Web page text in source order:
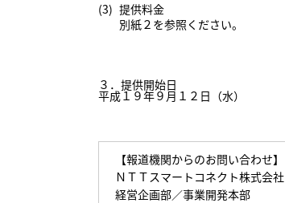
(3) 提供料金
別紙２ を参照ください。
３．提供開始日
平成１９年９月１２日（水）
【報道機関からのお問い合わせ】
ＮＴＴスマートコネクト株式会社
経営企画部／事業開発本部